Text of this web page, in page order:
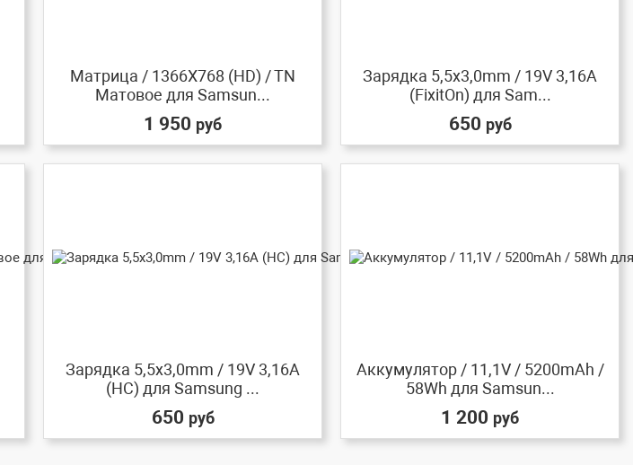
Матрица / 1366X768 (HD) / TN
Матовое для Samsun...
1 950 руб
Зарядка 5,5x3,0mm / 19V 3,16A
(FixitOn) для Sam...
650 руб
Зарядка 5,5x3,0mm / 19V 3,16A
(HC) для Samsung ...
650 руб
Аккумулятор / 11,1V / 5200mAh /
58Wh для Samsun...
1 200 руб